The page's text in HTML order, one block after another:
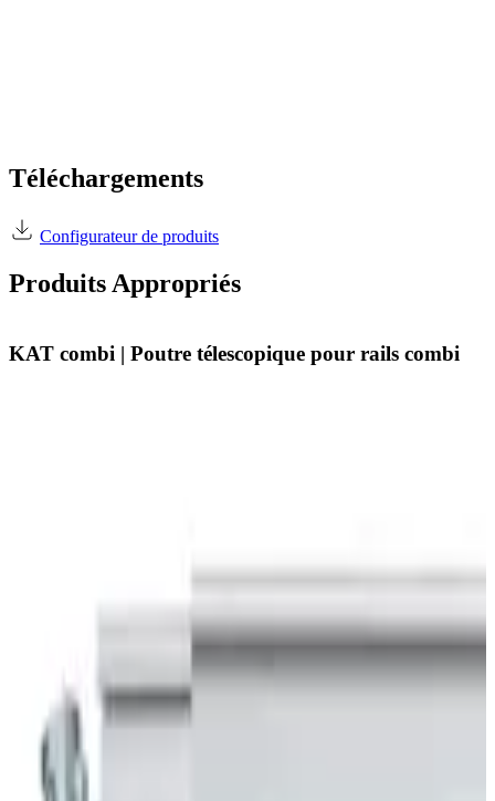
Téléchargements
Configurateur de produits
Produits Appropriés
KAT combi | Poutre télescopique pour rails combi